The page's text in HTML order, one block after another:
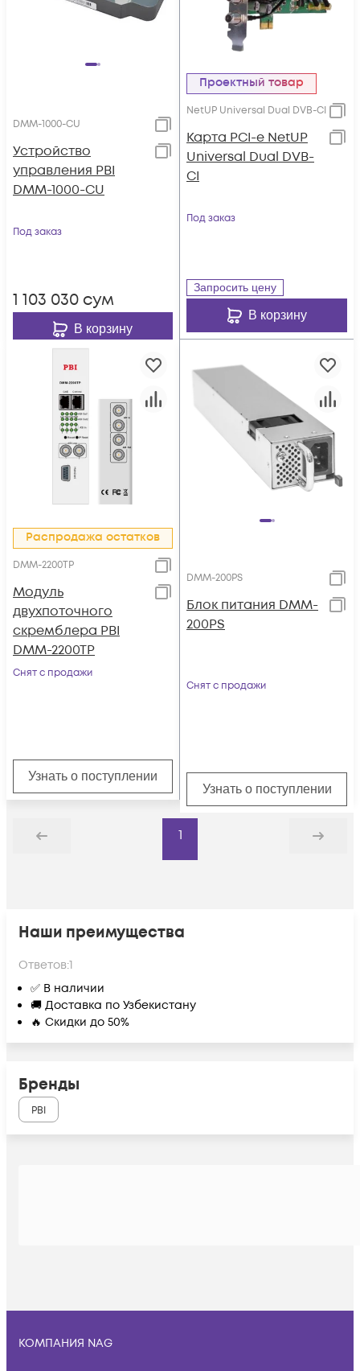
DMM-1000-CU
Устройство
управления PBI
DMM-1000-CU
Под заказ
1 103 030 сум
В корзину
Проектный товар
NetUP Universal Dual DVB-CI
Карта PCI-e NetUP
Universal Dual DVB-
CI
Под заказ
Запросить цену
В корзину
Распродажа остатков
DMM-2200TP
Модуль
двухпоточного
скремблера PBI
DMM-2200TP
Снят с продажи
Узнать о поступлении
DMM-200PS
Блок питания DMM-
200PS
Снят с продажи
Узнать о поступлении
Назад
1
Дальше
Наши преимущества
Ответов:1
✅ В наличии
🚚 Доставка по Узбекистану
🔥 Скидки до 50%
Бренды
PBI
КОМПАНИЯ NAG